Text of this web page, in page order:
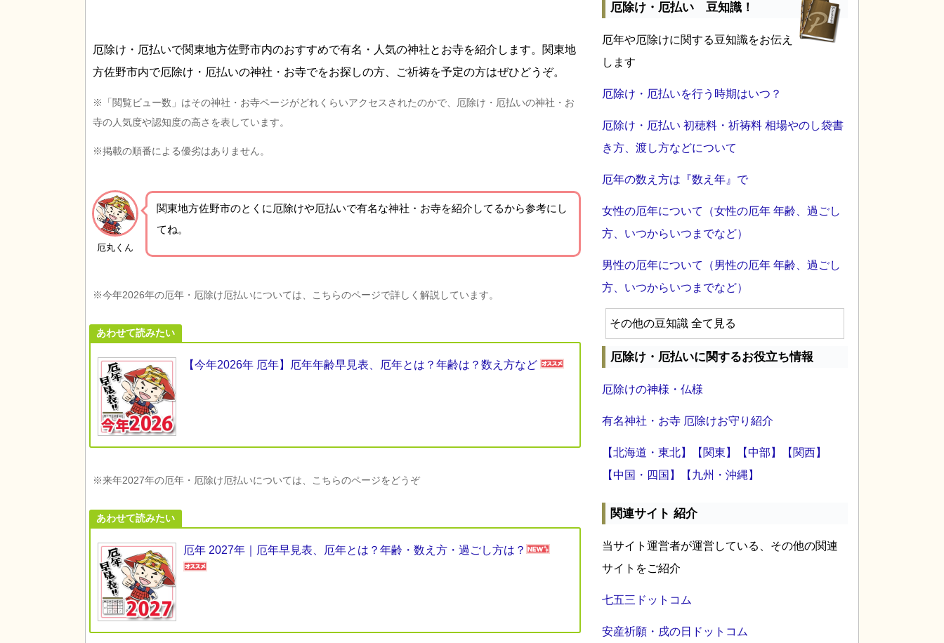
厄除け・厄払いで関東地方佐野市内のおすすめで有名・人気の神社とお寺を紹介します。関東地
方佐野市内で厄除け・厄払いの神社・お寺でをお探しの方、ご祈祷を予定の方はぜひどうぞ。
※「閲覧ビュー数」はその神社・お寺ページがどれくらいアクセスされたのかで、厄除け・厄払いの神社・お
寺の人気度や認知度の高さを表しています。
※掲載の順番による優劣はありません。
厄丸くん
関東地方佐野市のとくに厄除けや厄払いで有名な神社・お寺を紹介 してるから参考にし
てね。
※今年2026年の厄年・厄除け厄払いについては、こちらのページで詳しく解説しています。
あわせて読みたい
【今年2026年 厄年】厄年年齢早見表、厄年とは？年齢は？数え方など
※来年2027年の厄年・厄除け厄払いについては、こちらのページをどうぞ
あわせて読みたい
厄年 2027年｜厄年早見表、厄年とは？年齢・数え方・過ごし方は？
厄除け・厄払い 豆知識！
厄年や厄除けに関する豆知識をお伝え
します
厄除け・厄払いを行う時期はいつ？
厄除け・厄払い 初穂料・祈祷料 相場やのし袋書
き方、渡し方などについて
厄年の数え方は『数え年』で
女性の厄年について（女性の厄年 年齢、過ごし
方、いつからいつまでなど）
男性の厄年について（男性の厄年 年齢、過ごし
方、いつからいつまでなど）
その他の豆知識 全て見る
厄除け・厄払いに関するお役立ち情報
厄除けの神様・仏様
有名神社・お寺 厄除けお守り紹介
【北海道・東北】 【関東】 【中部】
【関西】
【中国・四国】
【九州・沖縄】
関連サイト 紹介
当サイト運営者が運営している、その他の関連
サイトをご紹介
七五三ドットコム
安産祈願・戌の日ドットコム